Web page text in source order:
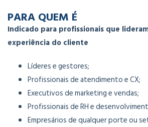
PARA QUEM É
Indicado para profissionais que
experiência do cliente
Líderes e gestores;
Profissionais de atendimento e CX;
Executivos de marketing e vendas;
Profissionais de RH e
Empresários de qualquer porte ou